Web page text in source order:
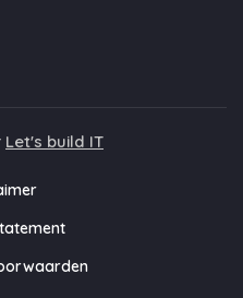
Let's build IT